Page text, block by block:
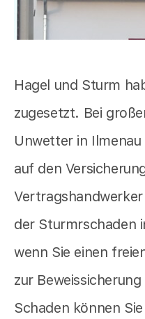
Hagel und Sturm
zugesetzt. Bei
Unwetter in
auf den
der Sturmrschaden
wenn Sie einen
zur
Schaden können